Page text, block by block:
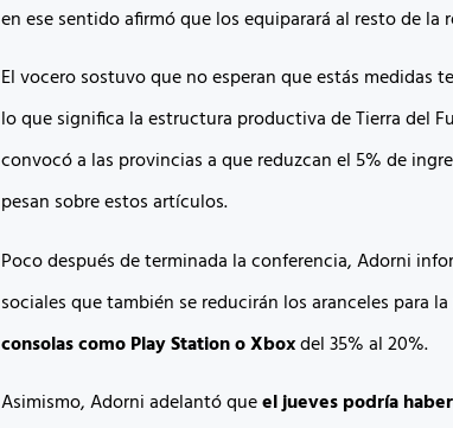
en ese sentido afirmó que los equiparará al resto de la
El vocero sostuvo que no esperan que estás medidas
lo que significa la estructura productiva de Tierra del
convocó a las provincias a que reduzcan el 5% de
pesan sobre estos artículos.
Poco después de terminada la conferencia, Adorni
sociales que también se reducirán los aranceles para la
consolas como Play Station o Xboxdel 35% al 20%.
Asimismo, Adorni adelantó queel jueves podría